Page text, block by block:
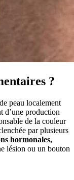
?
peau localement
d’une production
de la couleur
par plusieurs
hormonales,
lésion ou un bouton